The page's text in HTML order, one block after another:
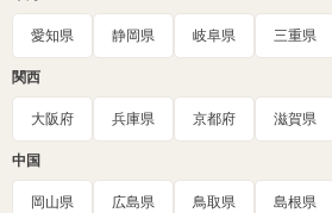
愛知県 静岡県 岐阜県 三重県
関西
大阪府 兵庫県 京都府 滋賀県
中国
岡山県 広島県 鳥取県 島根県